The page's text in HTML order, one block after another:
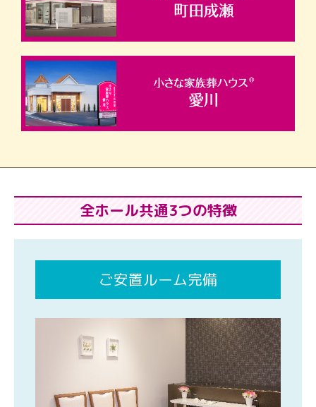
全ホール共通3つの特徴
ご安置ルーム完備